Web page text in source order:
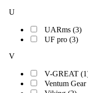
U
UARms (3)
UF pro (3)
V
V-GREAT
Ventum Gear